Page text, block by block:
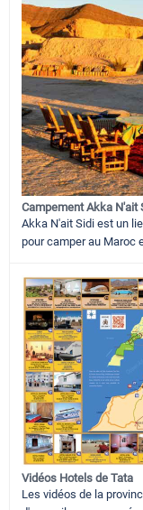
Campement Akka N'ait
Akka N'ait Sidi est un
pour camper au Maroc
Vidéos Hotels de Tata
Les vidéos de la